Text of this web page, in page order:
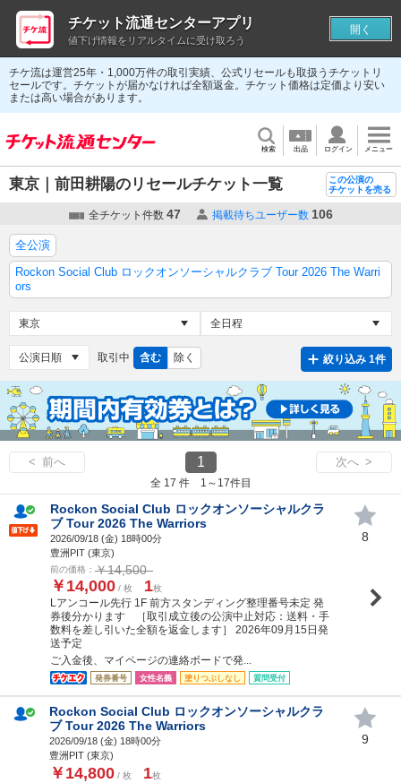
チケ流は運営25年・1,000万件の取引実績、公式リセールも取扱うチケットリ
セールです。チケットが届かなければ全額返金。チケット価格は定価より安い
または高い場合があります。
検索 出品 ログイン メニュー
東京｜前田耕陽のリセールチケット一覧
この公演の
チケットを売る
全チケット件数 47 掲載待ちユーザー数 106
全公演
Rockon Social Club ロックオンソーシャルクラブ Tour 2026 The Warri
ors
取引中 含む 除く 絞り込み 1件
< 前へ 1 次へ >
全 17 件 1～17件目
Rockon Social Club ロックオンソーシャルクラ
ブ Tour 2026 The Warriors
2026/09/18 (金) 18時00分
豊洲PIT (東京)
前の価格： ￥14,500
￥14,000 / 枚 1枚
Lアンコール先行 1F 前方スタンディング整理番号未定 発
券後分かります ［取引成立後の公演中止対応：送料・手
数料を差し引いた全額を返金します］ 2026年09月15日発
送予定
ご入金後、マイページの連絡ボードで発...
発券番号 女性名義 塗りつぶしなし 質問受付
8
Rockon Social Club ロックオンソーシャルクラ
ブ Tour 2026 The Warriors
2026/09/18 (金) 18時00分
豊洲PIT (東京)
￥14,800 / 枚 1枚
9
チケット流通センターアプリ
値下げ情報をリアルタイムに受け取ろう
開く